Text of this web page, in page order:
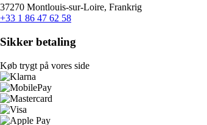
37270 Montlouis-sur-Loire, Frankrig
+33 1 86 47 62 58
Sikker betaling
Køb trygt på vores side